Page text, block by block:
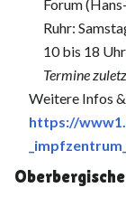
Forum
Ruhr:
10 bis 18 Uhr
Termine
Weitere Infos
https://